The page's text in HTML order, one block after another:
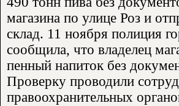
магазина по улице Роз и
склад. 11 ноября полиция
сообщила, что владелец
пенный напиток без
Проверку проводили
правоохранительных